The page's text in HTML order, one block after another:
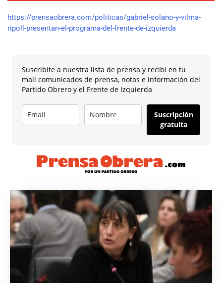
https://prensaobrera.com/politicas/gabriel-solano-y-vilma-
ripoll-presentan-el-programa-del-frente-de-izquierda
Suscribite a nuestra lista de prensa y recibí en tu
mail comunicados de prensa, notas e información del
Partido Obrero y el Frente de Izquierda
Suscripción
gratuita